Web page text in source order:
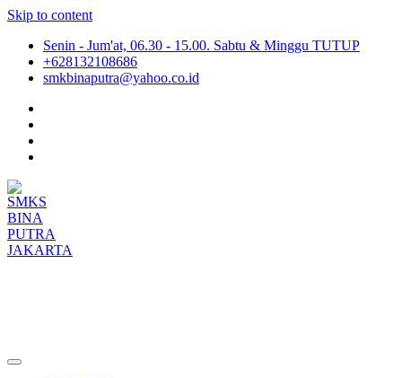
Skip to content
Senin - Jum'at, 06.30 - 15.00. Sabtu & Minggu TUTUP
+628132108686
smkbinaputra@yahoo.co.id